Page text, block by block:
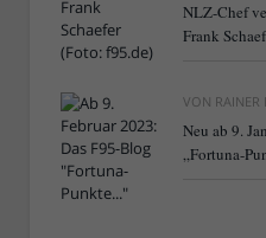
NLZ-Chef
Frank
VON RAINER
Neu ab 9.
„Fortuna-